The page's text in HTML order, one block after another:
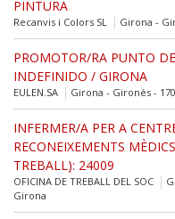
PINTURA
Recanvis i Colors SL Girona -
PROMOTOR/RA PUNTO
INDEFINIDO / GIRONA
EULEN.SA Girona - Gironès -
INFERMER/A PER A
RECONEIXEMENTS
TREBALL): 24009
OFICINA DE TREBALL DEL SOC
Girona